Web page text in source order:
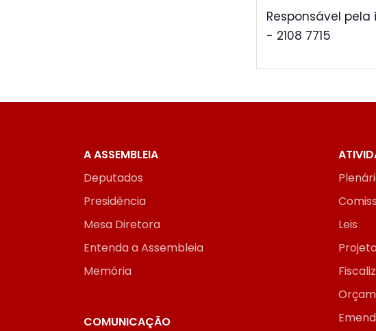
Responsável
- 2108 7715
A ASSEMBLEIA
Deputados
Presidência
Mesa Diretora
Entenda a Assembleia
Memória
Leis
COMUNICAÇÃO